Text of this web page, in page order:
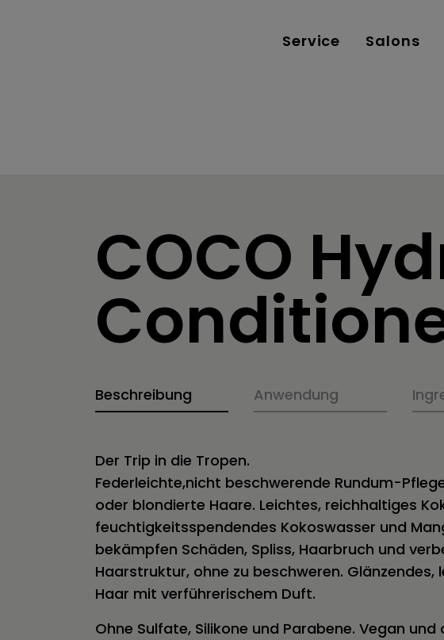
Service Salons
COCO
Beschreibung Anwendung
Der Trip in die Tropen.
Federleichte,nicht beschwerende Rundum-
oder blondierte Haare. Leichtes, reichhaltiges
feuchtigkeitsspendendes Kokoswasser und
bekämpfen Schäden, Spliss, Haarbruch und
Haarstruktur, ohne zu beschweren.
Haar mit verführerischem Duft.
Ohne Sulfate, Silikone und Parabene. Vegan und